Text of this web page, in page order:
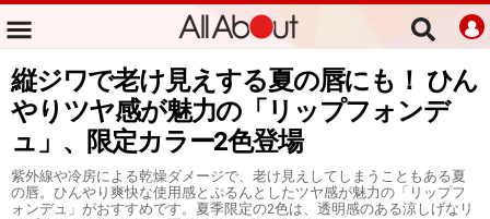
縦ジワで老け見えする夏の唇にも！ ひん
やりツヤ感が魅力の「リップフォンデ
ュ」、限定カラー2色登場
紫外線や冷房による乾燥ダメージで、老け見えしてしまうこともある夏
の唇。ひんやり爽快な使用感とぷるんとしたツヤ感が魅力の「リップフ
ォンデュ」がおすすめです。夏季限定の2色は、透明感のある涼しげなリ